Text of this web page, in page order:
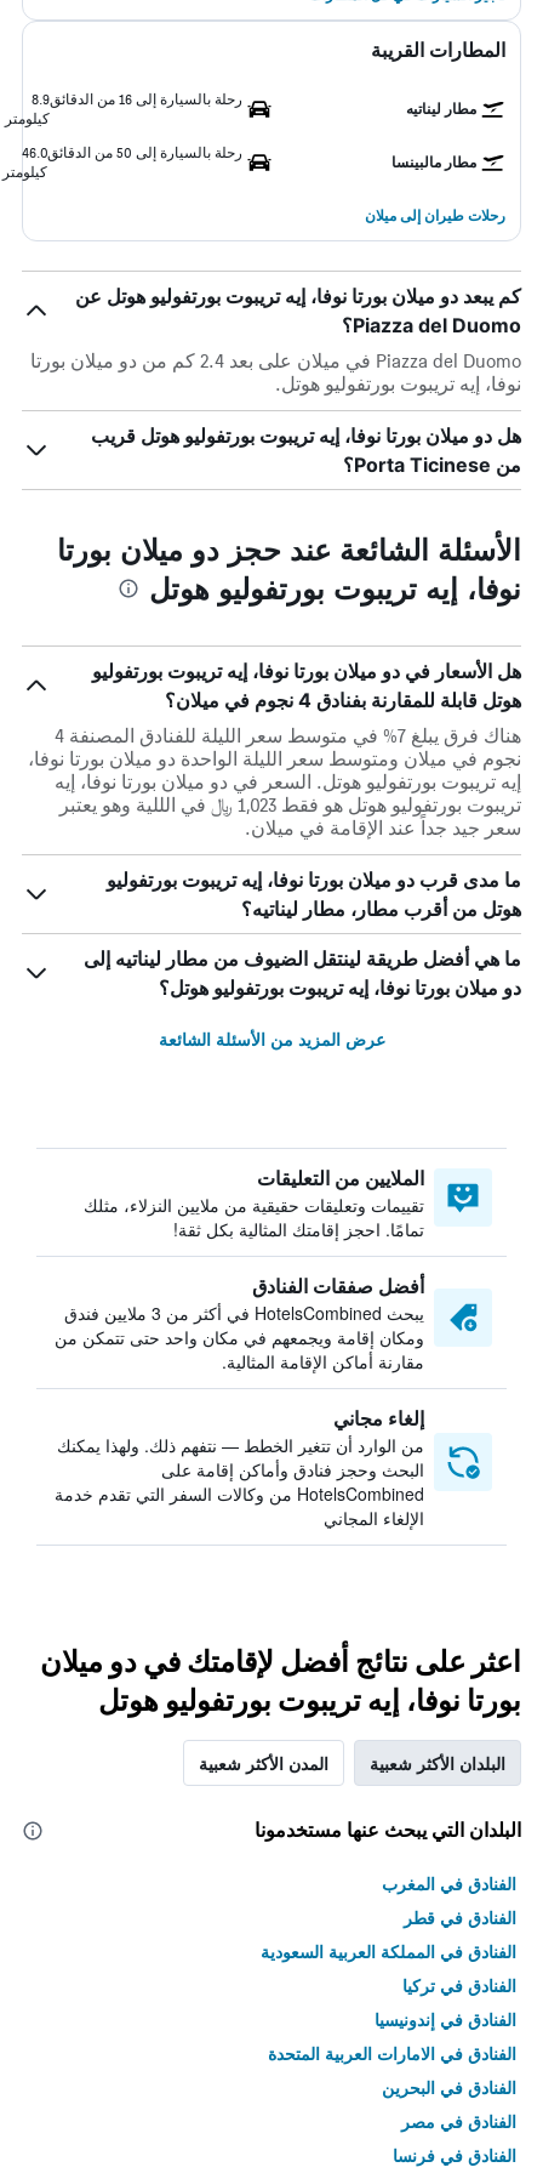
المطارات القريبة
مطار ليناتيه
رحلة بالسيارة إلى 16 من الدقائق
8.9
كيلومتر
مطار مالبينسا
رحلة بالسيارة إلى 50 من الدقائق
46.0
كيلومتر
رحلات طيران إلى ميلان
كم يبعد دو ميلان بورتا نوفا، إيه تريبوت بورتفوليو هوتل عن
Piazza del Duomo؟
Piazza del Duomo في ميلان على بعد 2.4 كم من دو ميلان بورتا
نوفا، إيه تريبوت بورتفوليو هوتل.
هل دو ميلان بورتا نوفا، إيه تريبوت بورتفوليو هوتل قريب
من Porta Ticinese؟
الأسئلة الشائعة عند حجز دو ميلان بورتا
نوفا، إيه تريبوت بورتفوليو هوتل
هل الأسعار في دو ميلان بورتا نوفا، إيه تريبوت بورتفوليو
هوتل قابلة للمقارنة بفنادق 4 نجوم في ميلان؟
هناك فرق يبلغ 7% في متوسط ​​سعر الليلة للفنادق المصنفة 4
نجوم في ميلان ومتوسط ​​سعر الليلة الواحدة دو ميلان بورتا نوفا،
إيه تريبوت بورتفوليو هوتل. السعر في دو ميلان بورتا نوفا، إيه
تريبوت بورتفوليو هوتل هو فقط 1,023 ﷼ في الللية وهو يعتبر
سعر جيد جداً عند الإقامة في ميلان.
ما مدى قرب دو ميلان بورتا نوفا، إيه تريبوت بورتفوليو
هوتل من أقرب مطار، مطار ليناتيه؟
ما هي أفضل طريقة لينتقل الضيوف من مطار ليناتيه إلى
دو ميلان بورتا نوفا، إيه تريبوت بورتفوليو هوتل؟
عرض المزيد من الأسئلة الشائعة
الملايين من التعليقات
تقييمات وتعليقات حقيقية من ملايين النزلاء، مثلك
تمامًا. احجز إقامتك المثالية بكل ثقة!
أفضل صفقات الفنادق
يبحث HotelsCombined في أكثر من 3 ملايين فندق
ومكان إقامة ويجمعهم في مكان واحد حتى تتمكن من
مقارنة أماكن الإقامة المثالية.
إلغاء مجاني
من الوارد أن تتغير الخطط — نتفهم ذلك. ولهذا يمكنك
البحث وحجز فنادق وأماكن إقامة على
HotelsCombined من وكالات السفر التي تقدم خدمة
الإلغاء المجاني
اعثر على نتائج أفضل لإقامتك في دو ميلان
بورتا نوفا، إيه تريبوت بورتفوليو هوتل
البلدان الأكثر شعبية المدن الأكثر شعبية
البلدان التي يبحث عنها مستخدمونا
الفنادق في المغرب
الفنادق في قطر
الفنادق في المملكة العربية السعودية
الفنادق في تركيا
الفنادق في إندونيسيا
الفنادق في الامارات العربية المتحدة
الفنادق في البحرين
الفنادق في مصر
الفنادق في فرنسا